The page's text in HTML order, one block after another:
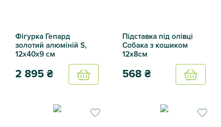
Фігурка Гепард
золотий алюміній S,
12х40х9 см
2 895₴
Купить
Підставка під олівці
Собака з кошиком
12х8см
568₴
Купить